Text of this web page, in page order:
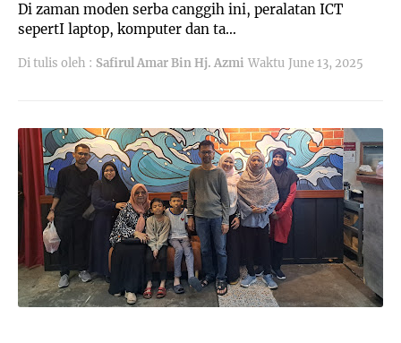
Di zaman moden serba canggih ini, peralatan ICT
sepertI laptop, komputer dan ta…
Di tulis oleh : Safirul Amar Bin Hj. Azmi Waktu June 13, 2025